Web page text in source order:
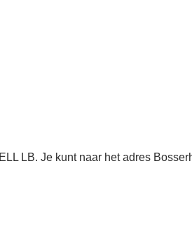
LB. Je kunt naar het adres